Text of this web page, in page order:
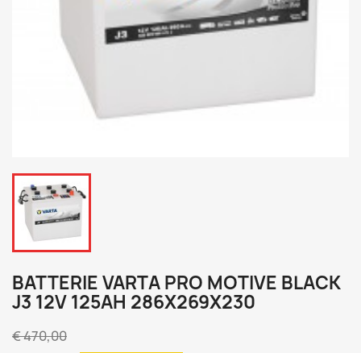
BATTERIE VARTA PRO MOTIVE BLACK
J3 12V 125AH 286X269X230
€ 470,00